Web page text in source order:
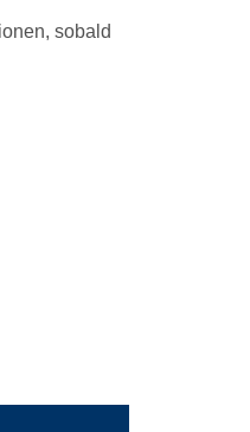
sobald